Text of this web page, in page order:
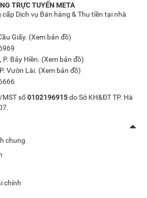
TRỰC TUYẾN META
Dịch vụ Bán hàng & Thu tiền tại nhà
Giấy. (Xem bản đồ)
P. Bảy Hiền. (Xem bản đồ)
Vườn Lài. (Xem bản đồ)
số0102196915do Sở KH&ĐT TP. Hà
chung
chính